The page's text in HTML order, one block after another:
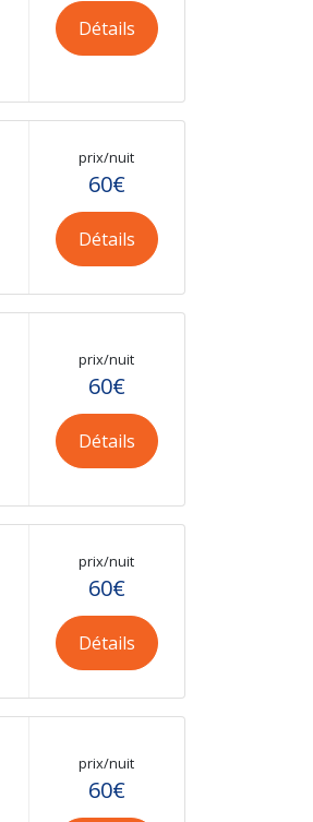
Détails
prix/nuit
60€
Détails
prix/nuit
60€
Détails
prix/nuit
60€
Détails
prix/nuit
60€